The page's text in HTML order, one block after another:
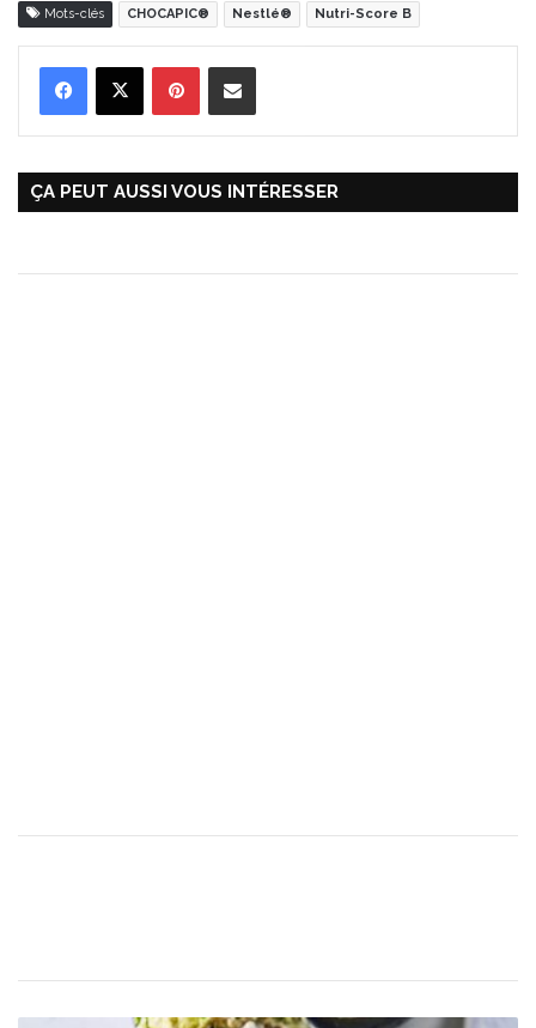
Mots-clés CHOCAPIC® Nestlé® Nutri-Score B
ÇA PEUT AUSSI VOUS INTÉRESSER